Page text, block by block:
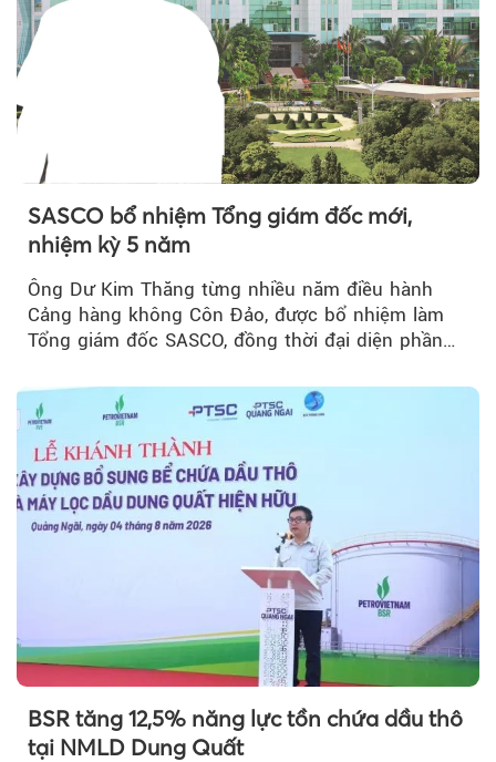
SASCO bổ nhiệm Tổng giám đốc mới,
nhiệm kỳ 5 năm
Ông Dư Kim Thăng từng nhiều năm điều hành
Cảng hàng không Côn Đảo, được bổ nhiệm làm
Tổng giám đốc SASCO, đồng thời đại diện phần
BSR tăng 12,5% năng lực tồn chứa dầu thô
tại NMLD Dung Quất